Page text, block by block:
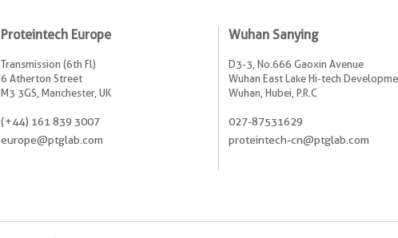
Proteintech Europe
Transmission (6th Fl)
6 Atherton Street
M3 3GS, Manchester, UK
(+44) 161 839 3007
europe@ptglab.com
Wuhan Sanying
D3-3, No.666 Gaoxin Avenue
Wuhan East Lake Hi-tech
Wuhan, Hubei, P.R.C
027-87531629
proteintech-cn@ptglab.com